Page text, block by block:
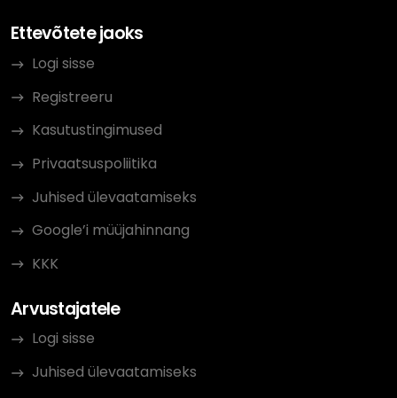
Ettevõtete jaoks
Logi sisse
Registreeru
Kasutustingimused
Privaatsuspoliitika
Juhised ülevaatamiseks
Google’i müüjahinnang
KKK
Arvustajatele
Logi sisse
Juhised ülevaatamiseks